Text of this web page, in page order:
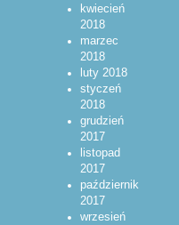
kwiecień
2018
marzec
2018
luty 2018
styczeń
2018
grudzień
2017
listopad
2017
październik
2017
wrzesień